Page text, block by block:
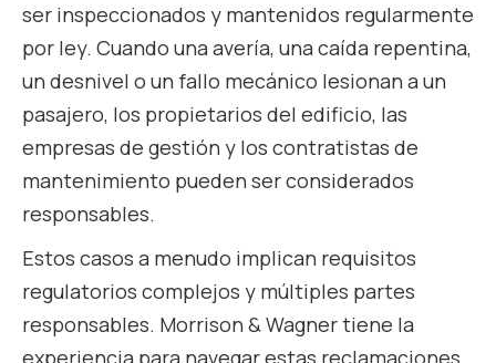
ser inspeccionados y mantenidos regularmente
por ley. Cuando una avería, una caída repentina,
un desnivel o un fallo mecánico lesionan a un
pasajero, los propietarios del edificio, las
empresas de gestión y los contratistas de
mantenimiento pueden ser considerados
responsables.
Estos casos a menudo implican requisitos
regulatorios complejos y múltiples partes
responsables. Morrison & Wagner tiene la
experiencia para navegar estas reclamaciones